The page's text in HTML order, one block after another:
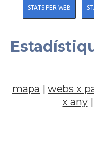
STATS PER WEB
mapa | webs x
x any|